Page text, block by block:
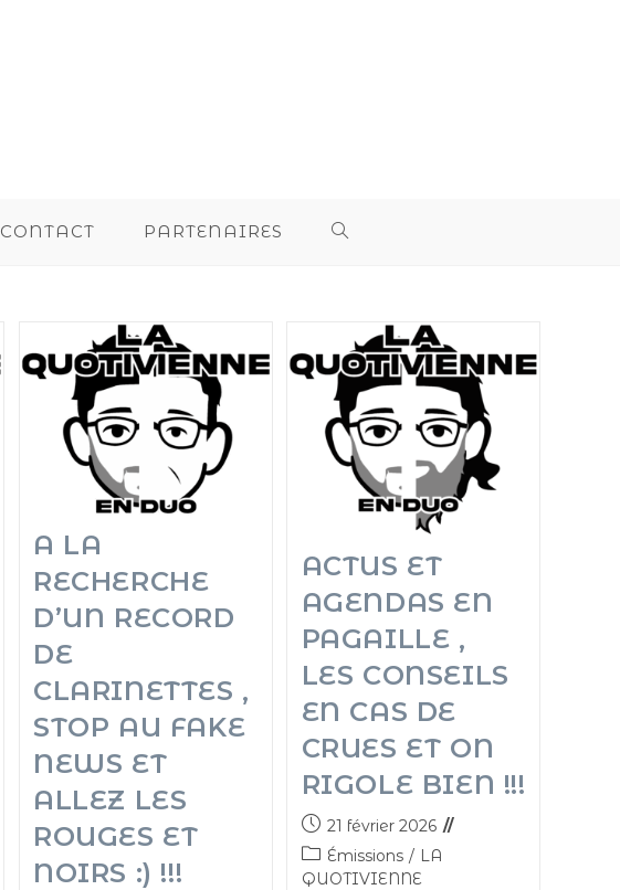
CONTACT PARTENAIRES
A LA
RECHERCHE
D’UN RECORD
DE
CLARINETTES ,
STOP AU FAKE
NEWS ET
ALLEZ LES
ROUGES ET
NOIRS :) !!!
ACTUS ET
AGENDAS EN
PAGAILLE ,
LES CONSEILS
EN CAS DE
CRUES ET ON
RIGOLE BIEN !!!
21 février 2026
Émissions / LA
QUOTIVIENNE